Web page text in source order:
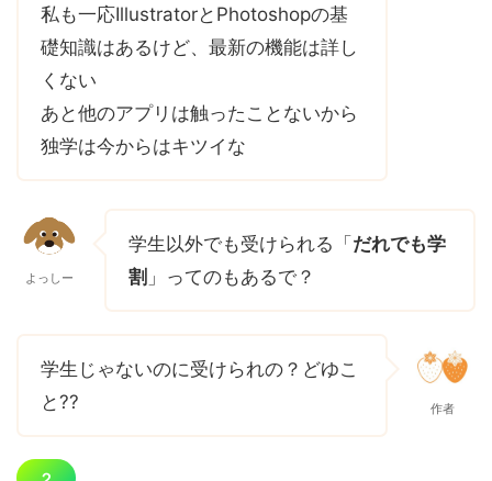
私も一応IllustratorとPhotoshopの基
礎知識はあるけど、最新の機能は詳し
くない
あと他のアプリは触ったことないから
独学は今からはキツイな
よっしー
学生以外でも受けられる「だれでも学
割 」ってのもあるで？
学生じゃないのに受けられの？どゆこ
と??
作者